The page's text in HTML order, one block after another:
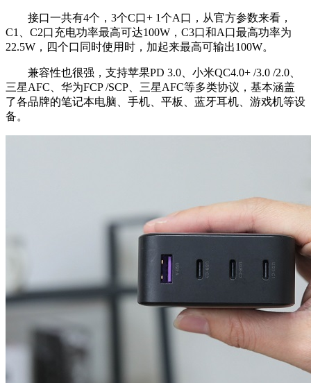
接口一共有4个，3个C口+ 1个A口，从官方参数来看，
C1、C2口充电功率最高可达100W，C3口和A口最高功率为
22.5W，四个口同时使用时，加起来最高可输出100W。
兼容性也很强，支持苹果PD 3.0、小米QC4.0+ /3.0 /2.0、
三星AFC、华为FCP /SCP、三星AFC等多类协议，基本涵盖
了各品牌的笔记本电脑、手机、平板、蓝牙耳机、游戏机等设
备。